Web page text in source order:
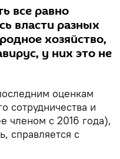
все равно
власти разных
хозяйство,
у них это не
оценкам
сотрудничества и
членом с 2016 года),
справляется с